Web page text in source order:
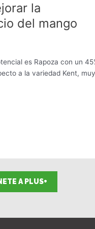
la
del mango
es Rapoza con un
a la variedad Kent, muy
A PLUS+